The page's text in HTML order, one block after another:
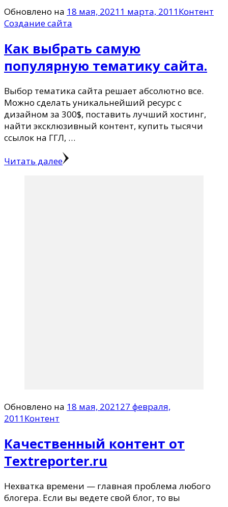
Обновлено на 18 мая, 20211 марта, 2011Контент
Создание сайта
Как выбрать самую
популярную тематику сайта.
Выбор тематика сайта решает абсолютно все.
Можно сделать уникальнейший ресурс с
дизайном за 300$, поставить лучший хостинг,
найти эксклюзивный контент, купить тысячи
ссылок на ГГЛ, …
Читать далее
Обновлено на 18 мая, 202127 февраля,
2011Контент
Качественный контент от
Textreporter.ru
Нехватка времени — главная проблема любого
блогера. Если вы ведете свой блог, то вы